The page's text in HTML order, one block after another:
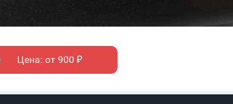
Цена: от 900 ₽